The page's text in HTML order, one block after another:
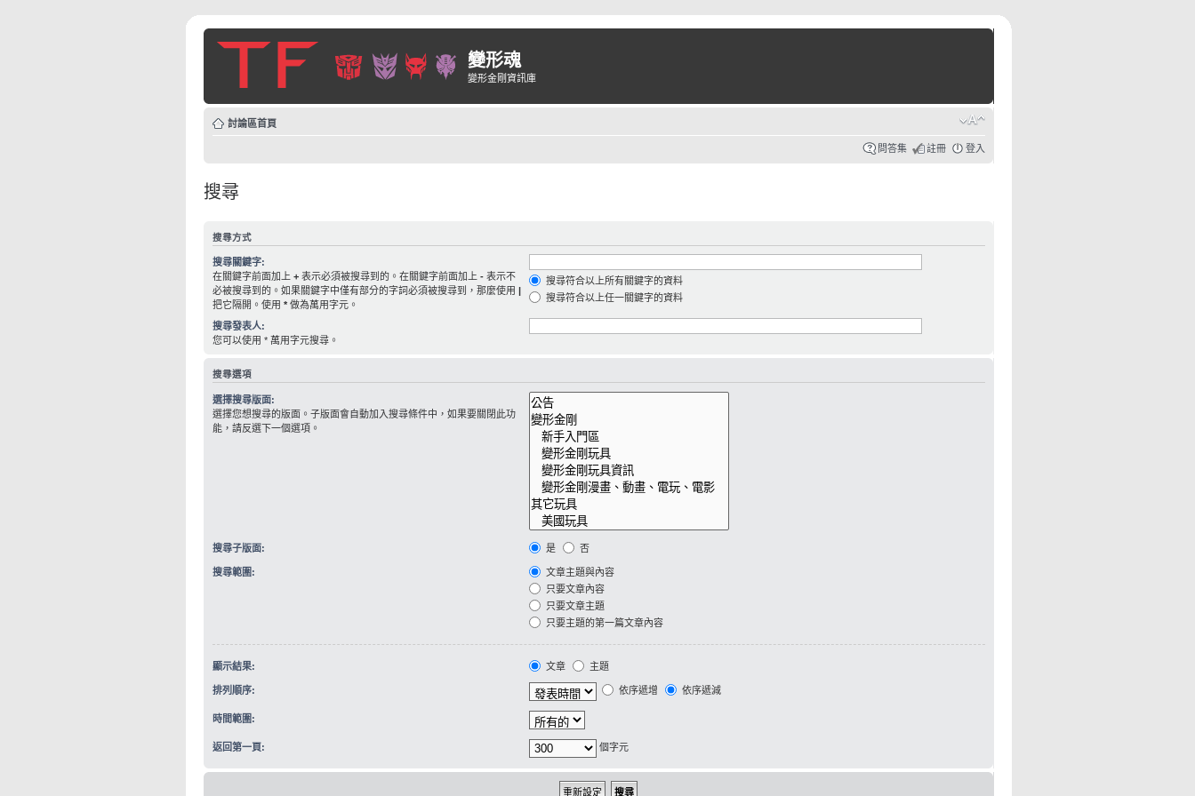
變形魂
變形金剛資訊庫
討論區首頁
問答集 註冊 登入
搜尋
搜尋方式
搜尋關鍵字:
在關鍵字前面加上 +表示必須被搜尋到的。在關鍵字前面加上 -表示不
必被搜尋到的。如果關鍵字中僅有部分的字詞必須被搜尋到，那麼使用 |
把它隔開。使用 *做為萬用字元。
搜尋符合以上所有關鍵字的資料
搜尋符合以上任一關鍵字的資料
搜尋發表人:
您可以使用 * 萬用字元搜尋。
搜尋選項
選擇搜尋版面:
選擇您想搜尋的版面。子版面會自動加入搜尋條件中，如果要關閉此功
能，請反選下一個選項。
搜尋子版面: 是 否
搜尋範圍:
文章主題與內容
只要文章內容
只要文章主題
只要主題的第一篇文章內容
顯示結果: 文章 主題
排列順序: 依序遞增 依序遞減
時間範圍:
返回第一頁: 個字元